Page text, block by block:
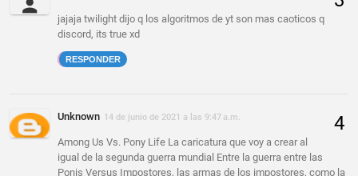
jajaja twilight dijo q los algoritmos de yt son mas caoticos q
discord, its true xd
RESPONDER
Unknown 14 de junio de 2021 a las 9:47 a.m.
Among Us Vs. Pony Life La caricatura que voy a crear al
igual de la segunda guerra mundial Entre la guerra entre las
Ponis Versus Impostores, las armas de los impostores, como la